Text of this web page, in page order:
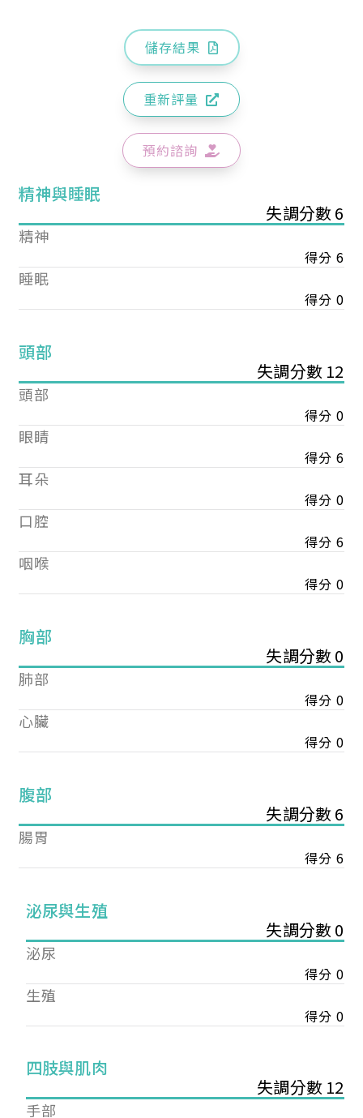
儲存結果
重新評量
預約諮詢
精神與睡眠
失調分數 6
精神
得分 6
睡眠
得分 0
頭部
失調分數 12
頭部
得分 0
眼睛
得分 6
耳朵
得分 0
口腔
得分 6
咽喉
得分 0
胸部
失調分數 0
肺部
得分 0
心臟
得分 0
腹部
失調分數 6
腸胃
得分 6
泌尿與生殖
失調分數 0
泌尿
得分 0
生殖
得分 0
四肢與肌肉
失調分數 12
手部
您已成功送出會員申請
您好，您的會員申請，已成功送出，經本協會理事